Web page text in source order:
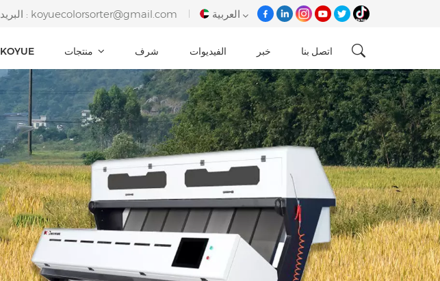
البريد الإلكتروني : koyuecolorsorter@gmail.com العربية
English
français
italiano
русский
español
português
Tiếng việt
حوالي KOYUE شرف الفيديوات خبر اتصل بنا